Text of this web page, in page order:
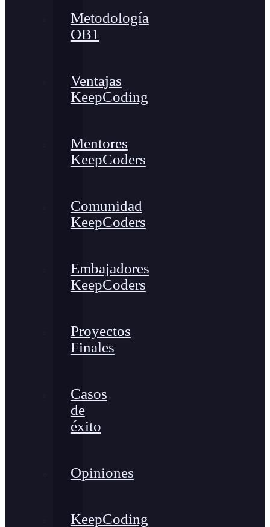
Metodología
OB1
Ventajas
KeepCoding
Mentores
KeepCoders
Comunidad
KeepCoders
Embajadores
KeepCoders
Proyectos
Finales
Casos
de
éxito
Opiniones
KeepCoding